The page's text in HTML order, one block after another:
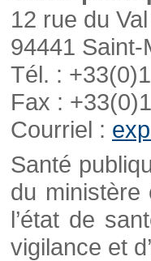
12 rue du Val
94441
Tél. :
Fax :
Courriel :
Santé
du ministère
l’état de
vigilance et